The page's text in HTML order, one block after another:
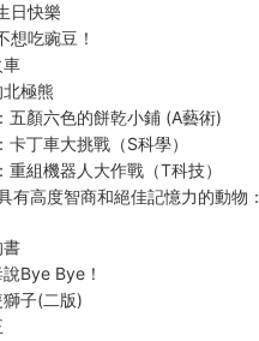
日快樂
吃豌豆！
車
極熊
五顏六色的餅乾小鋪 (A藝術)
卡丁車大挑戰（S科學）
重組機器人大作戰（T科技）
有高度智商和絕佳記憶力的動物：
書
Bye Bye！
子(二版)